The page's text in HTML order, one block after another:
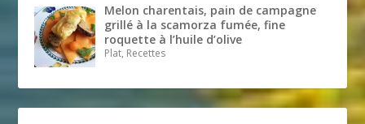
Melon charentais, pain de campagne
grillé à la scamorza fumée, fine
roquette à l’huile d’olive
Plat, Recettes